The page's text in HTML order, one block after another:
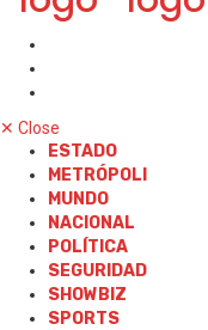
✕ Close
ESTADO
METRÓPOLI
MUNDO
NACIONAL
POLÍTICA
SEGURIDAD
SHOWBIZ
SPORTS